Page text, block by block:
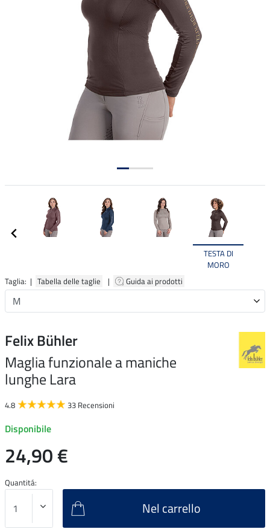
TESTA DI
MORO
Taglia: | Tabella delle taglie | Guida ai prodotti
Felix Bühler
Maglia funzionale a maniche
lunghe Lara
4.8 33 Recensioni
Disponibile
24,90 €
Quantitá:
Nel carrello